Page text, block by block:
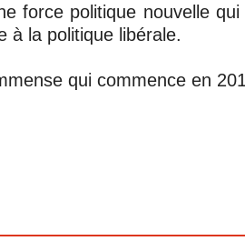
force politique nouvelle
à la politique libérale.
qui commence en